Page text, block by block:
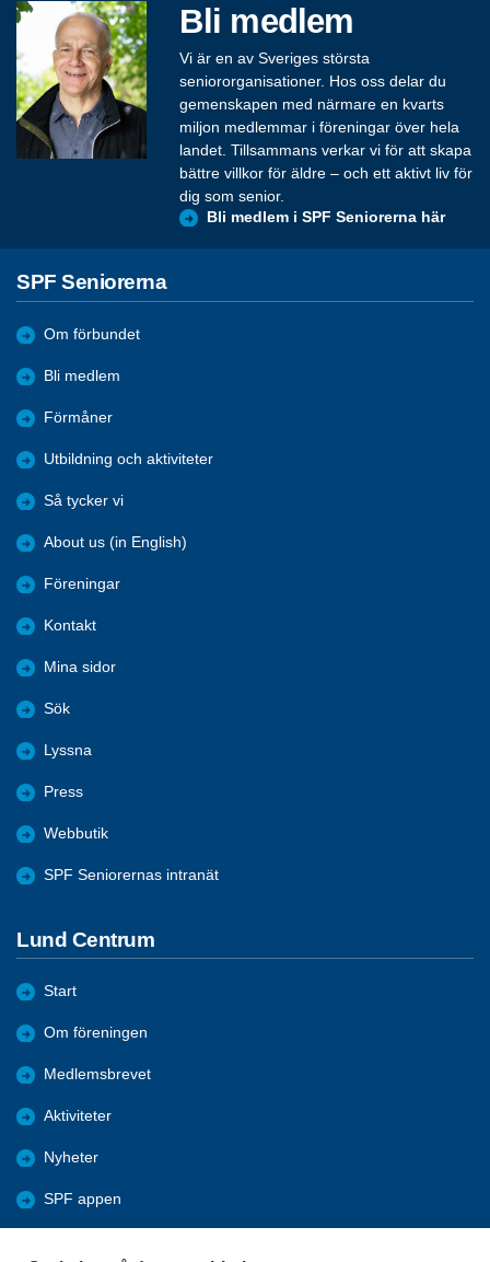
Bli medlem
Vi är en av Sveriges största
seniororganisationer. Hos oss delar du
gemenskapen med närmare en kvarts
miljon medlemmar i föreningar över hela
landet. Tillsammans verkar vi för att skapa
bättre villkor för äldre – och ett aktivt liv för
dig som senior.
Bli medlem i SPF Seniorerna här
SPF Seniorerna
Om förbundet
Bli medlem
Förmåner
Utbildning och aktiviteter
Så tycker vi
About us (in English)
Föreningar
Kontakt
Mina sidor
Sök
Lyssna
Press
Webbutik
SPF Seniorernas intranät
Lund Centrum
Start
Om föreningen
Medlemsbrevet
Aktiviteter
Nyheter
SPF appen